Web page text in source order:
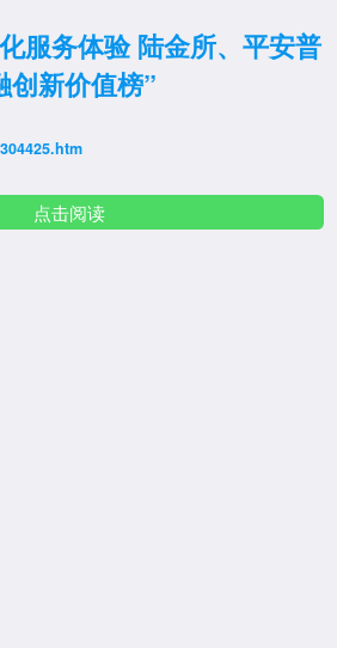
服务体验 陆金所、平安普
创新价值榜”
点击阅读